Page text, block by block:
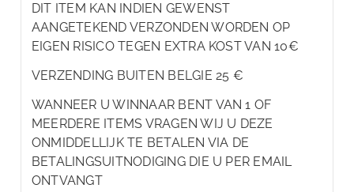
DIT ITEM KAN INDIEN GEWENST
AANGETEKEND VERZONDEN WORDEN OP
EIGEN RISICO TEGEN EXTRA KOST VAN 10€
VERZENDING BUITEN BELGIE 25 €
WANNEER U WINNAAR BENT VAN 1 OF
MEERDERE ITEMS VRAGEN WIJ U DEZE
ONMIDDELLIJK TE BETALEN VIA DE
BETALINGSUITNODIGING DIE U PER EMAIL
ONTVANGT